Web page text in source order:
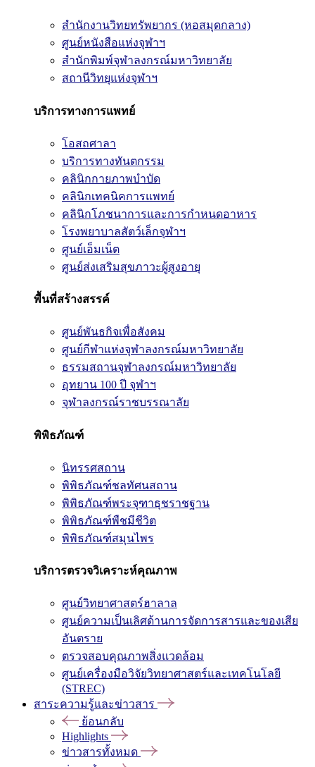
สำนักงานวิทยทรัพยากร (หอสมุดกลาง)
ศูนย์หนังสือแห่งจุฬาฯ
สำนักพิมพ์จุฬาลงกรณ์มหาวิทยาลัย
สถานีวิทยุแห่งจุฬาฯ
บริการทางการแพทย์
โอสถศาลา
บริการทางทันตกรรม
คลินิกกายภาพบำบัด
คลินิกเทคนิคการแพทย์
คลินิกโภชนาการและการกำหนดอาหาร
โรงพยาบาลสัตว์เล็กจุฬาฯ
ศูนย์เอ็มเน็ต
ศูนย์ส่งเสริมสุขภาวะผู้สูงอายุ
พื้นที่สร้างสรรค์
ศูนย์พันธกิจเพื่อสังคม
ศูนย์กีฬาแห่งจุฬาลงกรณ์มหาวิทยาลัย
ธรรมสถานจุฬาลงกรณ์มหาวิทยาลัย
อุทยาน 100 ปี จุฬาฯ
จุฬาลงกรณ์ราชบรรณาลัย
พิพิธภัณฑ์
นิทรรศสถาน
พิพิธภัณฑ์ชลทัศนสถาน
พิพิธภัณฑ์พระจุฑาธุชราชฐาน
พิพิธภัณฑ์พืชมีชีวิต
พิพิธภัณฑ์สมุนไพร
บริการตรวจวิเคราะห์คุณภาพ
ศูนย์วิทยาศาสตร์ฮาลาล
ศูนย์ความเป็นเลิศด้านการจัดการสารและของเสีย
อันตราย
ตรวจสอบคุณภาพสิ่งแวดล้อม
ศูนย์เครื่องมือวิจัยวิทยาศาสตร์และเทคโนโลยี
(STREC)
สาระความรู้และข่าวสาร
ย้อนกลับ
Highlights
ข่าวสารทั้งหมด